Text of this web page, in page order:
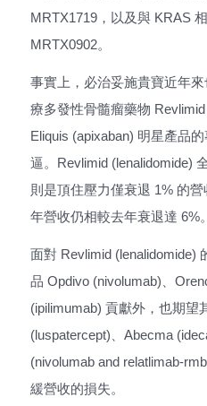
MRTX1719，以及與 KRAS
MRTX0902。
事實上，必治妥施貴寶近年
療多發性骨髓瘤藥物
Eliquis (apixaban) 明星產品
逼。Revlimid (lenalidomide)
則是頂住壓力僅衰退 1% 的
年營收仍相較去年衰退達 6%。
面對 Revlimid (lenalidomide)
品 Opdivo (nivolumab)、
(ipilimumab) 貢獻外，也期望
(luspatercept)、Abecma
(nivolumab and relatlimab-
緩營收的損失。